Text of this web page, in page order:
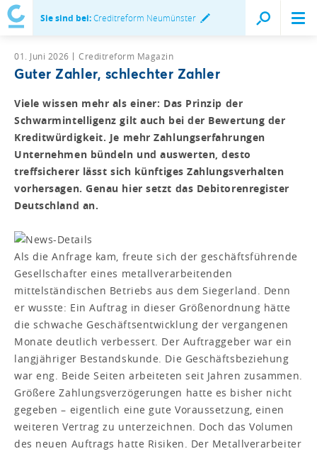
Sie sind bei:Creditreform Neumünster
01. Juni 2026 Creditreform Magazin
Guter Zahler, schlechter Zahler
Viele wissen mehr als einer: Das Prinzip der
Schwarmintelligenz gilt auch bei der Bewertung der
Kreditwürdigkeit. Je mehr Zahlungserfahrungen
Unternehmen bündeln und auswerten, desto
treffsicherer lässt sich künftiges Zahlungsverhalten
vorhersagen. Genau hier setzt das Debitorenregister
Deutschland an.
Als die Anfrage kam, freute sich der geschäftsführende
Gesellschafter eines metallverarbeitenden
mittelständischen Betriebs aus dem Siegerland. Denn
er wusste: Ein Auftrag in dieser Größenordnung hätte
die schwache Geschäftsentwicklung der vergangenen
Monate deutlich verbessert. Der Auftraggeber war ein
langjähriger Bestandskunde. Die Geschäftsbeziehung
war eng. Beide Seiten arbeiteten seit Jahren zusammen.
Größere Zahlungsverzögerungen hatte es bisher nicht
gegeben – eigentlich eine gute Voraussetzung, einen
weiteren Vertrag zu unterzeichnen. Doch das Volumen
des neuen Auftrags hatte Risiken. Der Metallverarbeiter